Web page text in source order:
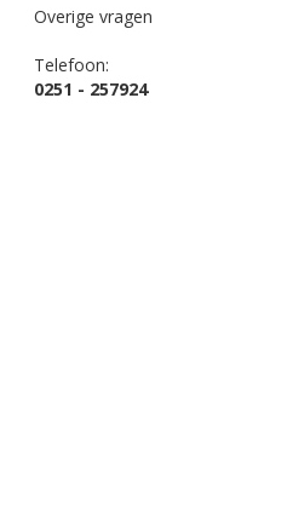
Overige vragen
Telefoon:
0251 - 257924